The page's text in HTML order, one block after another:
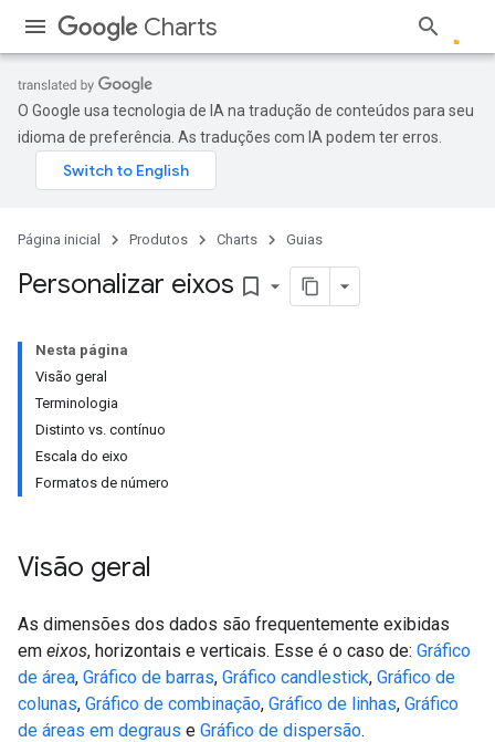
Charts
O Google usa tecnologia de IA na tradução de conteúdos para seu
idioma de preferência. As traduções com IA podem ter erros.
Página inicial Produtos Charts Guias
Personalizar eixos bookmark_border
Nesta página
Visão geral
Terminologia
Distinto vs. contínuo
Escala do eixo
Formatos de número
Visão geral
As dimensões dos dados são frequentemente exibidas
em eixos, horizontais e verticais. Esse é o caso de: Gráfico
de área, Gráfico de barras, Gráfico candlestick, Gráfico de
colunas, Gráfico de combinação, Gráfico de linhas, Gráfico
de áreas em degraus e Gráfico de dispersão.